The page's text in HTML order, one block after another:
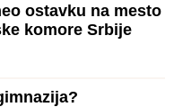
ostavku na mesto
komore Srbije